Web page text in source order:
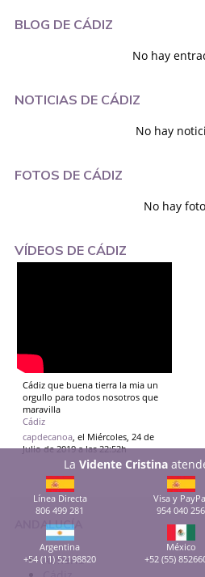
BLOG DE CÁDIZ
No hay
NOTICIAS DE CÁDIZ
No hay
FOTOS DE CÁDIZ
No hay
VÍDEOS DE CÁDIZ
Cádiz que buena tierra la mia un
orgullo para todos nosotros que
maravilla
Cádiz
capdecanoa, el Miércoles, 24 de
Julio de 2019 a las 22:52h
ANDALUCÍA
Almería
La Vidente Cristina
Línea Directa
806 499 281
Visa y
954 040 256
Argentina
+54 (11) 52198820
México
+52 (55)